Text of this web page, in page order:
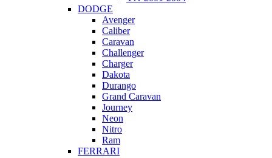
DODGE
Avenger
Caliber
Caravan
Challenger
Charger
Dakota
Durango
Grand Caravan
Journey
Neon
Nitro
Ram
FERRARI